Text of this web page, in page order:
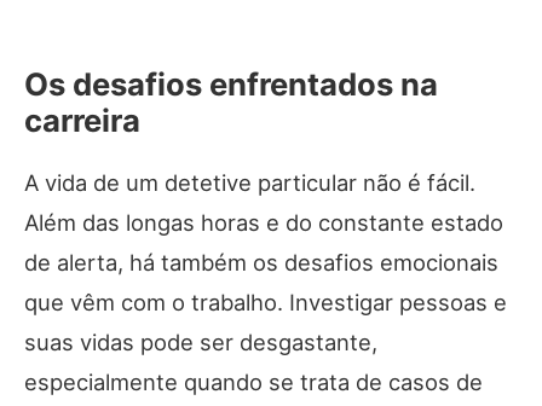
Os desafios enfrentados na
carreira
A vida de um detetive particular não é fácil.
Além das longas horas e do constante estado
de alerta, há também os desafios emocionais
que vêm com o trabalho. Investigar pessoas e
suas vidas pode ser desgastante,
especialmente quando se trata de casos de